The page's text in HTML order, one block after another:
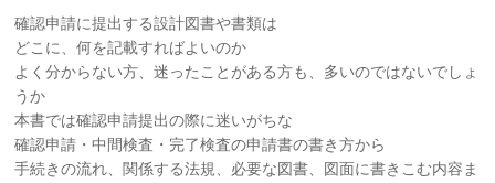
確認申請に提出する設計図書や書類は
どこに、何を記載すればよいのか
よく分からない方、迷ったことがある方も、多いのではないでしょ
うか
本書では確認申請提出の際に迷いがちな
確認申請・中間検査・完了検査の申請書の書き方から
手続きの流れ、関係する法規、必要な図書、図面に書きこむ内容ま